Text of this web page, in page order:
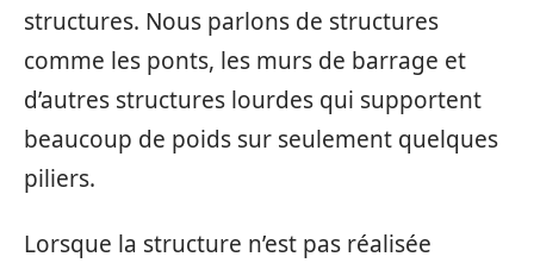
structures. Nous parlons de structures
comme les ponts, les murs de barrage et
d’autres structures lourdes qui supportent
beaucoup de poids sur seulement quelques
piliers.
Lorsque la structure n’est pas réalisée